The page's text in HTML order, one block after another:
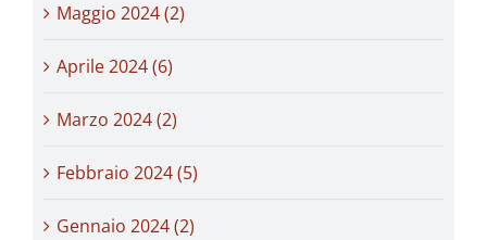
Maggio 2024 (2)
Aprile 2024 (6)
Marzo 2024 (2)
Febbraio 2024 (5)
Gennaio 2024 (2)